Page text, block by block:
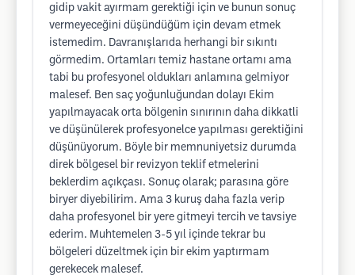
gidip vakit ayırmam gerektiği için ve bunun sonuç
vermeyeceğini düşündüğüm için devam etmek
istemedim. Davranışlarıda herhangi bir sıkıntı
görmedim. Ortamları temiz hastane ortamı ama
tabi bu profesyonel oldukları anlamına gelmiyor
malesef. Ben saç yoğunluğundan dolayı Ekim
yapılmayacak orta bölgenin sınırının daha dikkatli
ve düşünülerek profesyonelce yapılması gerektiğini
düşünüyorum. Böyle bir memnuniyetsiz durumda
direk bölgesel bir revizyon teklif etmelerini
beklerdim açıkçası. Sonuç olarak; parasına göre
biryer diyebilirim. Ama 3 kuruş daha fazla verip
daha profesyonel bir yere gitmeyi tercih ve tavsiye
ederim. Muhtemelen 3-5 yıl içinde tekrar bu
bölgeleri düzeltmek için bir ekim yaptırmam
gerekecek malesef.